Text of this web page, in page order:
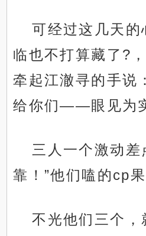
可经过这几天的
临也不打算藏了?
牵起江澈寻的手说
给你们——眼见为
三人一个激动差
靠！”他们嗑的cp
不光他们三个，